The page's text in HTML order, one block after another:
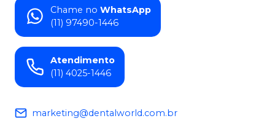
Chame no WhatsApp
(11) 97490-1446
Atendimento
(11) 4025-1446
marketing@dentalworld.com.br